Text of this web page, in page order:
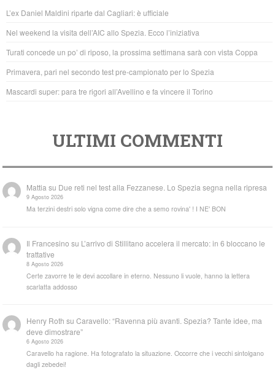
b
o
o
k
A
p
p
L’ex Daniel Maldini riparte dal Cagliari: è ufficiale
Nel weekend la visita dell’AIC allo Spezia. Ecco l’iniziativa
Turati concede un po’ di riposo, la prossima settimana sarà con vista Coppa
Primavera, pari nel secondo test pre-campionato per lo Spezia
Mascardi super: para tre rigori all’Avellino e fa vincere il Torino
ULTIMI COMMENTI
Mattiasu Due reti nel test alla Fezzanese. Lo Spezia segna nella ripresa
9 Agosto 2026
Ma terzini destri solo vigna come dire che a semo rovina' ! I NE' BON
Il Francesino su L’arrivo di Stillitano accelera il mercato: in 6 bloccano le
trattative
8 Agosto 2026
Certe zavorre te le devi accollare in eterno. Nessuno li vuole, hanno la lettera
scarlatta addosso
Henry Roth suCaravello: “Ravenna più avanti. Spezia? Tante idee, ma
deve dimostrare”
6 Agosto 2026
Caravello ha ragione. Ha fotografato la situazione. Occorre che i vecchi sintolgano
dagli zebedei!